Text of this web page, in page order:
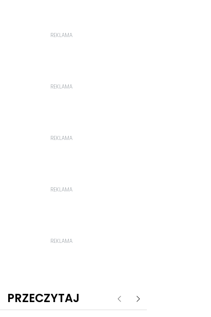
REKLAMA
REKLAMA
REKLAMA
REKLAMA
REKLAMA
PRZECZYTAJ Poprzednie
Następne